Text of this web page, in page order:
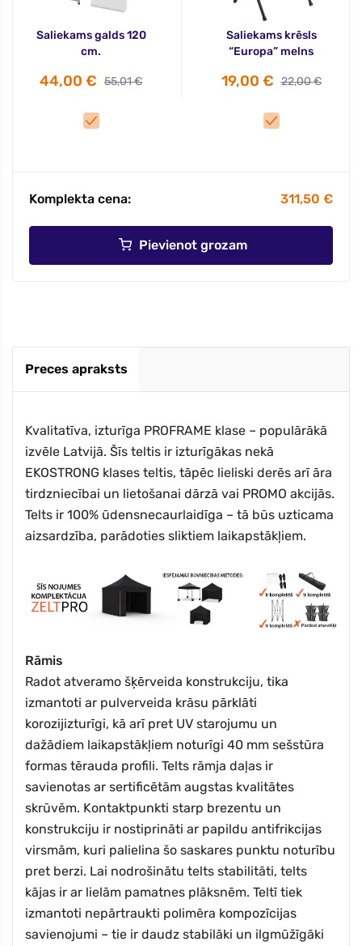
Saliekams galds 120
cm.
44,00 € 55,01 €
Saliekams krēsls
“Europa” melns
19,00 € 22,00 €
Komplekta cena: 311,50 €
Pievienot grozam
Preces apraksts
Kvalitatīva, izturīga PROFRAME klase – populārākā
izvēle Latvijā. Šīs teltis ir izturīgākas nekā
EKOSTRONG klases teltis, tāpēc lieliski derēs arī āra
tirdzniecībai un lietošanai dārzā vai PROMO akcijās.
Telts ir 100% ūdensnecaurlaidīga – tā būs uzticama
aizsardzība, parādoties sliktiem laikapstākļiem.
Rāmis
Radot atveramo šķērveida konstrukciju, tika
izmantoti ar pulverveida krāsu pārklāti
korozijizturīgi, kā arī pret UV starojumu un
dažādiem laikapstākļiem noturīgi 40 mm sešstūra
formas tērauda profili. Telts rāmja daļas ir
savienotas ar sertificētām augstas kvalitātes
skrūvēm. Kontaktpunkti starp brezentu un
konstrukciju ir nostiprināti ar papildu antifrikcijas
virsmām, kuri palielina šo saskares punktu noturību
pret berzi. Lai nodrošinātu telts stabilitāti, telts
kājas ir ar lielām pamatnes plāksnēm. Teltī tiek
izmantoti nepārtraukti polimēra kompozīcijas
savienojumi – tie ir daudz stabilāki un ilgmūžīgāki